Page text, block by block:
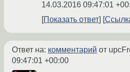
14.03.2016 09:47:01
Показать ответ
Ответ на: комментарий от
09:47:01 +00:00